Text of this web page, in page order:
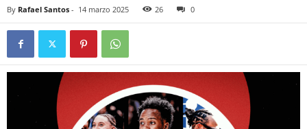
By Rafael Santos - 14 marzo 2025 26 0